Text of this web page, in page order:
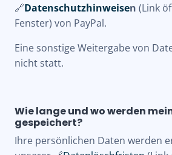
🔗Datenschutzhinweisen (Link
Fenster) von PayPal.
Eine sonstige Weitergabe von
nicht statt.
Wie lange und wo werden
gespeichert?
Ihre persönlichen Daten werden